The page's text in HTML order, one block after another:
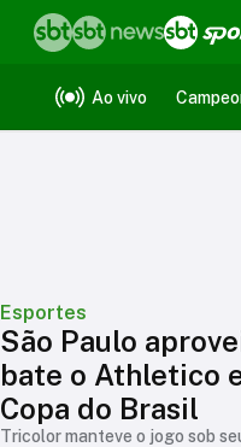
Ao vivo
Esportes
São Paulo
bate o Athletico
Copa do Brasil
Tricolor manteve o jogo sob